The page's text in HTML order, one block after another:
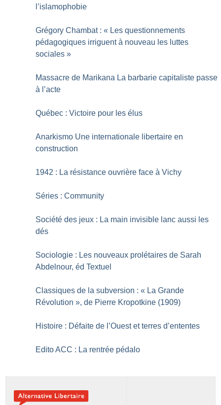
l’islamophobie
Grégory Chambat : « Les questionnements
pédagogiques irriguent à nouveau les luttes
sociales »
Massacre de Marikana La barbarie capitaliste passe
à l’acte
Québec : Victoire pour les élus
Anarkismo Une internationale libertaire en
construction
1942 : La résistance ouvrière face à Vichy
Séries : Community
Société des jeux : La main invisible lanc aussi les
dés
Sociologie : Les nouveaux prolétaires de Sarah
Abdelnour, éd Textuel
Classiques de la subversion : « La Grande
Révolution », de Pierre Kropotkine (1909)
Histoire : Défaite de l’Ouest et terres d’ententes
Edito ACC : La rentrée pédalo